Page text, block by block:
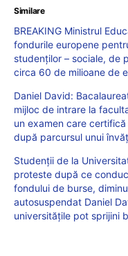
Similare
BREAKING Ministrul
fondurile europene
studenților – sociale, de
circa 60 de milioane de
Daniel David:
mijloc de intrare la
un examen care
după parcursul unui
Studenții de la
proteste după ce
fondului de burse,
autosuspendat Daniel
universitățile pot sprijini